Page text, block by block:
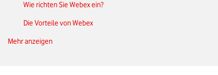
Wie richten Sie Webex ein?
Die Vorteile von Webex
Nachteile von Webex
Mehr anzeigen